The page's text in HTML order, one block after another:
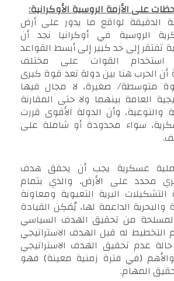
على الأزمة الروسية الأوكرانية:
الدقيقة لواقع ما يدور على أرض
الروسية في أوكرانيا نجد أن
تفتقر إلى حد كبير إلى أبسط القواعد
استخدام القوات على مختلف
أن الحرب هنا بين دولة تعد قوة كبرى
متوسطة/ صغيرة، لا مجال فيها
العامة بينهما ولا حتى المقارنة
والنوعية، وأن الدولة الأقوى قررت
سواء محدودة أو شاملة على
عسكرية يجب أن يحقق هدف
محدد على الأرض، والذي بتمام
البرية التعبوية ومعاونة
والبحرية الداعمة لها، يُمَكِن القيادة
من تحقيق الهدف السياسي
التخطيط له قبل الهدف الاستراتيجي
عدم تحقيق الهدف الاستراتيجي
(في فترة زمنية معينة) فهو
المهام.